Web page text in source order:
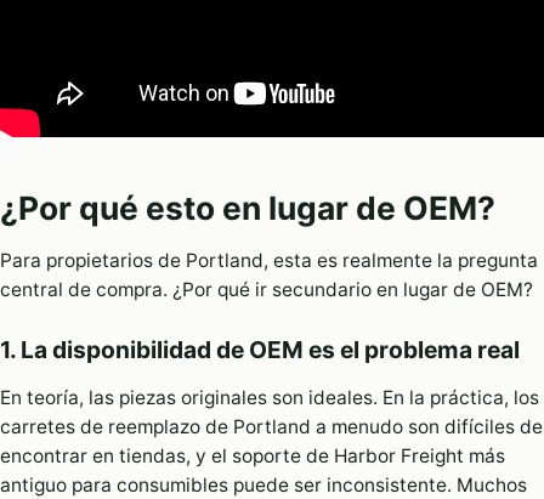
¿Por qué esto en lugar de OEM?
Para propietarios de Portland, esta es realmente la pregunta
central de compra. ¿Por qué ir secundario en lugar de OEM?
1. La disponibilidad de OEM es el problema real
En teoría, las piezas originales son ideales. En la práctica, los
carretes de reemplazo de Portland a menudo son difíciles de
encontrar en tiendas, y el soporte de Harbor Freight más
antiguo para consumibles puede ser inconsistente. Muchos